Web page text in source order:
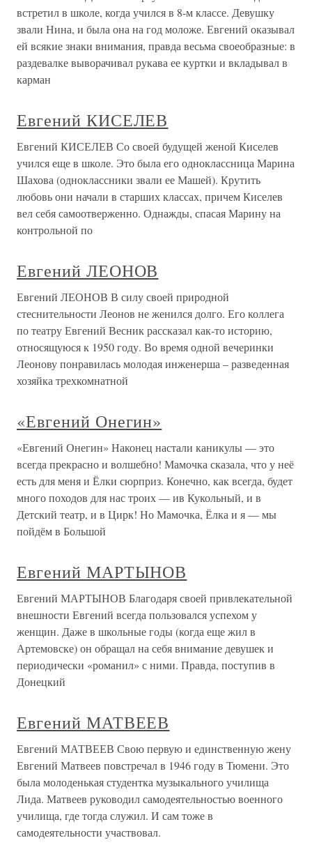
встретил в школе, когда учился в 8-м классе. Девушку
звали Нина, и была она на год моложе. Евгений оказывал
ей всякие знаки внимания, правда весьма своеобразные: в
раздевалке выворачивал рукава ее куртки и вкладывал в
карман
Евгений КИСЕЛЕВ
Евгений КИСЕЛЕВ Со своей будущей женой Киселев
учился еще в школе. Это была его одноклассница Марина
Шахова (одноклассники звали ее Машей). Крутить
любовь они начали в старших классах, причем Киселев
вел себя самоотверженно. Однажды, спасая Марину на
контрольной по
Евгений ЛЕОНОВ
Евгений ЛЕОНОВ В силу своей природной
стеснительности Леонов не женился долго. Его коллега
по театру Евгений Весник рассказал как-то историю,
относящуюся к 1950 году. Во время одной вечеринки
Леонову понравилась молодая инженерша – разведенная
хозяйка трехкомнатной
«Евгений Онегин»
«Евгений Онегин» Наконец настали каникулы — это
всегда прекрасно и волшебно! Мамочка сказала, что у неё
есть для меня и Ёлки сюрприз. Конечно, как всегда, будет
много походов для нас троих — ив Кукольный, и в
Детский театр, и в Цирк! Но Мамочка, Ёлка и я — мы
пойдём в Большой
Евгений МАРТЫНОВ
Евгений МАРТЫНОВ Благодаря своей привлекательной
внешности Евгений всегда пользовался успехом у
женщин. Даже в школьные годы (когда еще жил в
Артемовске) он обращал на себя внимание девушек и
периодически «романил» с ними. Правда, поступив в
Донецкий
Евгений МАТВЕЕВ
Евгений МАТВЕЕВ Свою первую и единственную жену
Евгений Матвеев повстречал в 1946 году в Тюмени. Это
была молоденькая студентка музыкального училища
Лида. Матвеев руководил самодеятельностью военного
училища, где тогда служил. И сам тоже в
самодеятельности участвовал.